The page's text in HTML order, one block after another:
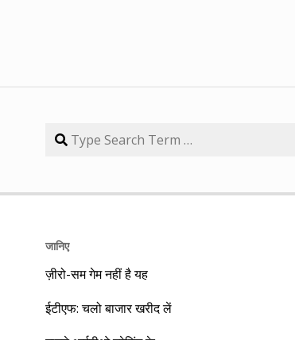
जानिए
ज़ीरो-सम गेम नहीं है यह
ईटीएफ: चलो बाजार खरीद लें